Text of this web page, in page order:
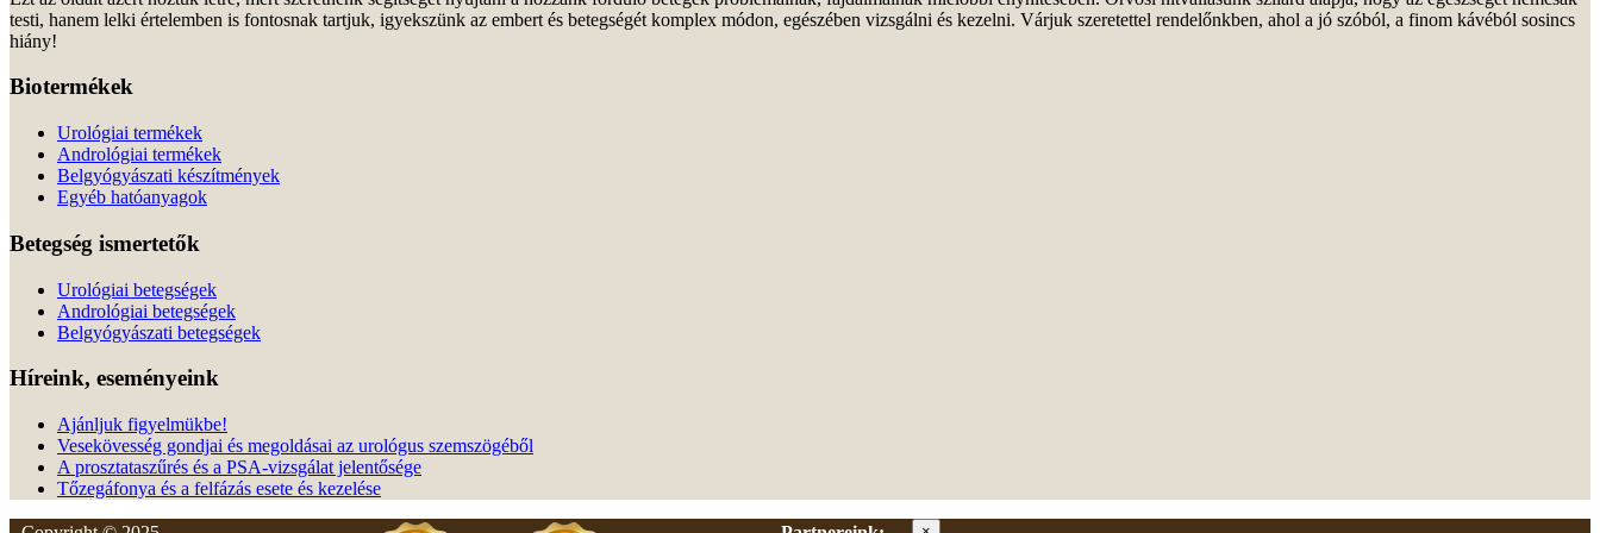
testi, hanem lelki értelemben is fontosnak tartjuk, igyekszünk az embert és betegségét komplex módon, egészében vizsgálni és kezelni. Várjuk szeretettel rendelőnkben, ahol a jó szóból, a finom kávéból sosincs
hiány!
Biotermékek
Urológiai termékek
Andrológiai termékek
Belgyógyászati készítmények
Egyéb hatóanyagok
Betegség ismertetők
Urológiai betegségek
Andrológiai betegségek
Belgyógyászati betegségek
Híreink, eseményeink
Ajánljuk figyelmükbe!
Vesekövesség gondjai és megoldásai az urológus szemszögéből
A prosztataszűrés és a PSA-vizsgálat jelentősége
Tőzegáfonya és a felfázás esete és kezelése